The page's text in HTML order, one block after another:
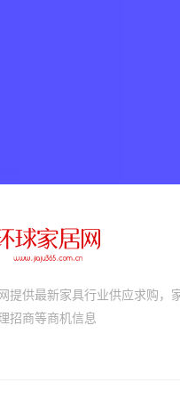
提供最新家具行业供应求购，
招商等商机信息